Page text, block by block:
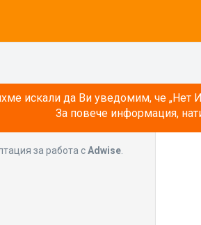
искали да Ви уведомим, че „Нет
За повече информация,
за работа сAdwise